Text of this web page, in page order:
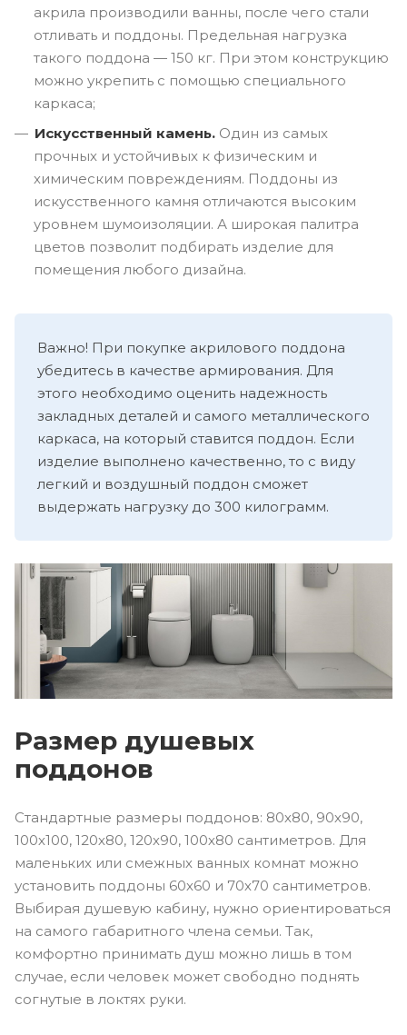
акрила производили ванны, после чего стали
отливать и поддоны. Предельная нагрузка
такого поддона — 150 кг. При этом конструкцию
можно укрепить с помощью специального
каркаса;
Искусственный камень. Один из самых
прочных и устойчивых к физическим и
химическим повреждениям. Поддоны из
искусственного камня отличаются высоким
уровнем шумоизоляции. А широкая палитра
цветов позволит подбирать изделие для
помещения любого дизайна.
Важно! При покупке акрилового поддона
убедитесь в качестве армирования. Для
этого необходимо оценить надежность
закладных деталей и самого металлического
каркаса, на который ставится поддон. Если
изделие выполнено качественно, то с виду
легкий и воздушный поддон сможет
выдержать нагрузку до 300 килограмм.
Размер душевых
поддонов
Стандартные размеры поддонов: 80х80, 90х90,
100х100, 120х80, 120х90, 100х80 сантиметров. Для
маленьких или смежных ванных комнат можно
установить поддоны 60х60 и 70х70 сантиметров.
Выбирая душевую кабину, нужно ориентироваться
на самого габаритного члена семьи. Так,
комфортно принимать душ можно лишь в том
случае, если человек может свободно поднять
согнутые в локтях руки.